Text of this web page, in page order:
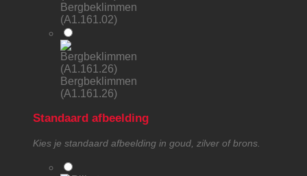
Bergbeklimmen
(A1.161.02)
Bergbeklimmen
(A1.161.26)
Standaard afbeelding
Kies je standaard afbeelding in goud, zilver of brons.